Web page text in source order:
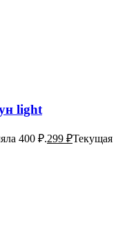
light
400 ₽.299 ₽Текущая